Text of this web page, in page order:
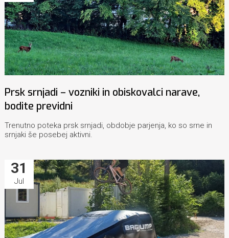
Prsk srnjadi – vozniki in obiskovalci narave,
bodite previdni
Trenutno poteka prsk srnjadi, obdobje parjenja, ko so srne in
srnjaki še posebej aktivni.
31
Jul